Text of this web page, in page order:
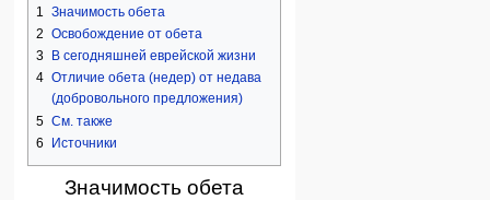
1
Значимость обета
2 Освобождение от обета
3
В сегодняшней еврейской жизни
4 Отличие обета (недер) от недава
(добровольного предложения)
5 См. также
6
Источники
Значимость обета